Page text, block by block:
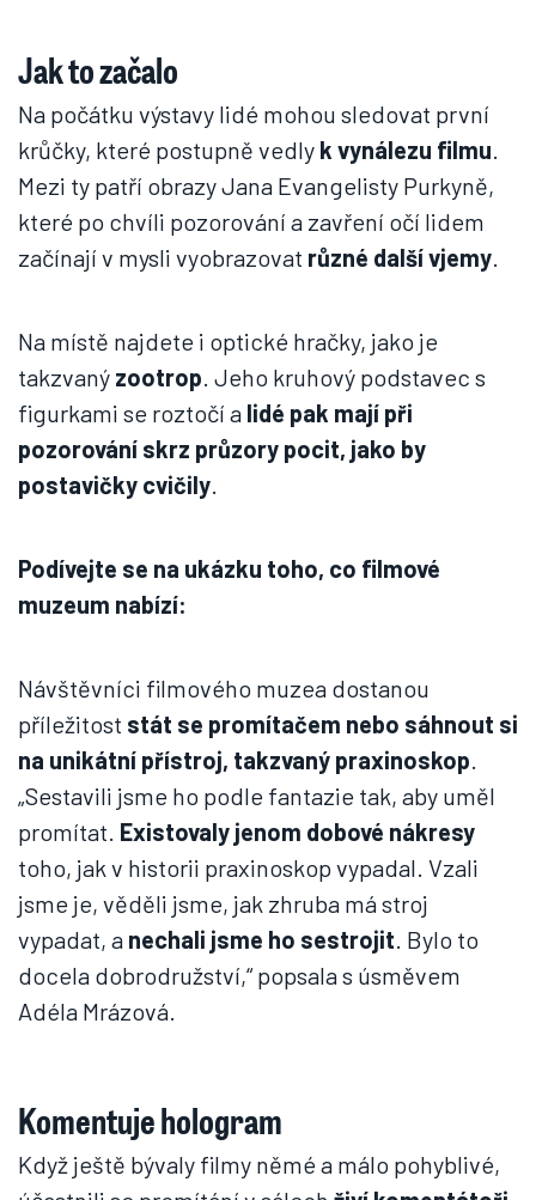
Jak to začalo
Na počátku výstavy lidé mohou sledovat první
krůčky, které postupně vedly k vynálezu filmu.
Mezi ty patří obrazy Jana Evangelisty Purkyně,
které po chvíli pozorování a zavření očí lidem
začínají v mysli vyobrazovat různé další vjemy.
Na místě najdete i optické hračky, jako je
takzvaný zootrop. Jeho kruhový podstavec s
figurkami se roztočí a lidé pak mají při
pozorování skrz průzory pocit, jako by
postavičky cvičily.
Podívejte se na ukázku toho, co filmové
muzeum nabízí:
Návštěvníci filmového muzea dostanou
příležitost stát se promítačem nebo sáhnout si
na unikátní přístroj, takzvaný praxinoskop.
„Sestavili jsme ho podle fantazie tak, aby uměl
promítat. Existovaly jenom dobové nákresy
toho, jak v historii praxinoskop vypadal. Vzali
jsme je, věděli jsme, jak zhruba má stroj
vypadat, a nechali jsme ho sestrojit. Bylo to
docela dobrodružství,“ popsala s úsměvem
Adéla Mrázová.
Komentuje hologram
Když ještě bývaly filmy němé a málo pohyblivé,